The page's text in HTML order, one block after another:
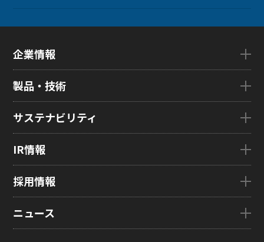
企業情報
ごあいさつ
企業理念
グローバル子会社
製品・技術
eLEAP
HMO
Rælclear
医療・産業・デジタルカメラ用ディスプレイ
サステナビリティ
トップメッセージ
環境
ガバナンス
IR情報
経営方針
株式・株主情報
採用情報
新卒採用情報
ニュース